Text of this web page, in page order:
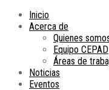
Inicio
Acerca de
Quienes
Equipo CEPAD
Áreas de
Noticias
Eventos